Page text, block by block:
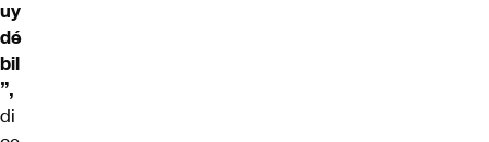
uy
dé
bil
”,
di